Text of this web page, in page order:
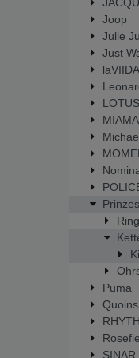
Joop
Julie
Just
laVIIDA
LOTUS
Puma
Quoins
SINAR